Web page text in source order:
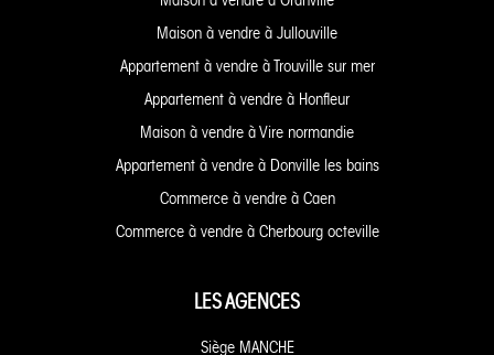
Maison à vendre à Jullouville
Appartement à vendre à Trouville sur mer
Appartement à vendre à Honfleur
Maison à vendre à Vire normandie
Appartement à vendre à Donville les bains
Commerce à vendre à Caen
Commerce à vendre à Cherbourg octeville
LES AGENCES
Siège MANCHE